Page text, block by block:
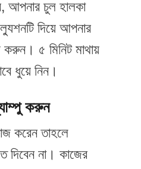
আপনার চুল হালকা
দিয়ে আপনার
করুন। ৫ মিনিট মাথায়
ধুয়ে নিন।
করুন
করেন তাহলে
দিবেন না। কাজের